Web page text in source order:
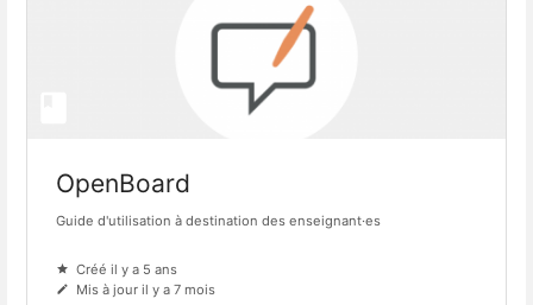
OpenBoard
Guide d'utilisation à destination des enseignant·es
Créé il y a 5 ans
Mis à jour il y a 7 mois